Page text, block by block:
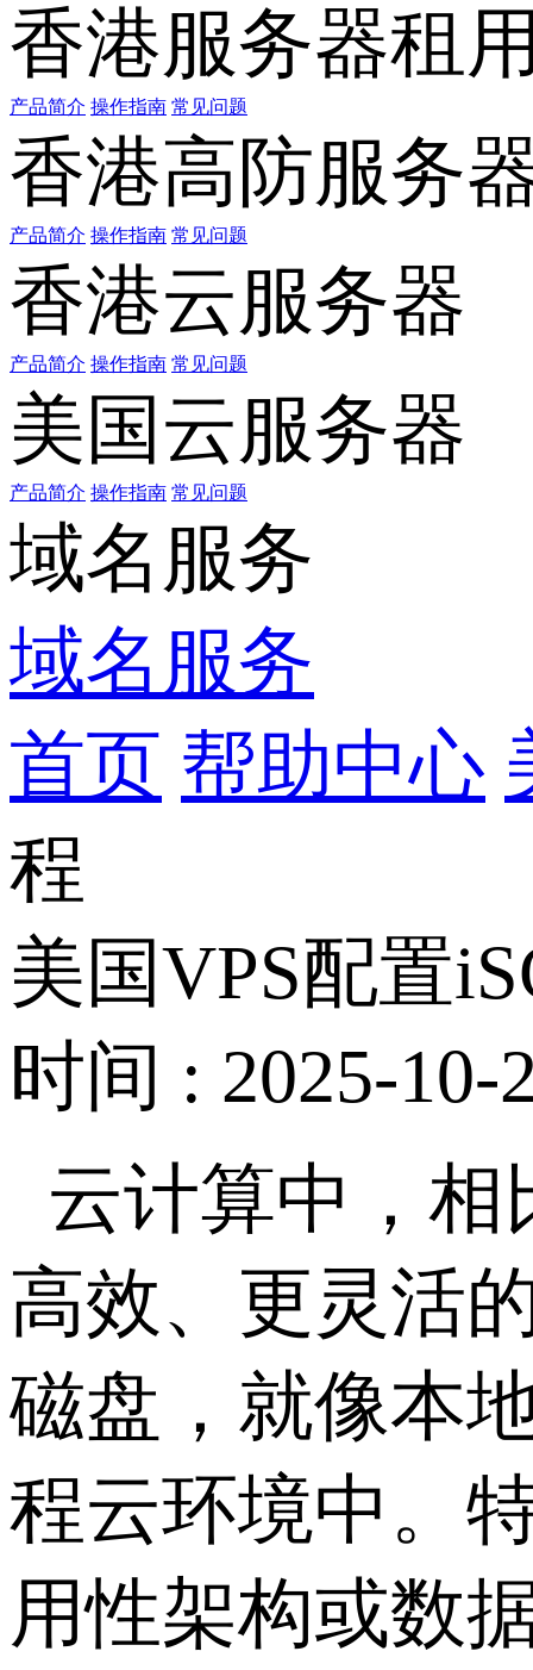
香港服务器租
产品简介 操作指南 常见问题
香港高防服务
产品简介 操作指南 常见问题
香港云服务器
产品简介 操作指南 常见问题
美国云服务器
产品简介 操作指南 常见问题
域名服务
域名服务
首页 帮助中心
程
美国VPS配置
时间 : 2025-10-
云计算中，
高效、更灵活
磁盘，就像本
程云环境中。
用性架构或数